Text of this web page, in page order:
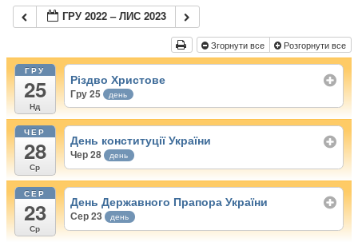
ГРУ 2022 – ЛИС 2023
Згорнути все Розгорнути все
ГРУ
25
Нд
Різдво Христове
Гру 25 день
ЧЕР
28
Ср
День конституції України
Чер 28 день
СЕР
23
Ср
День Державного Прапора України
Сер 23 день